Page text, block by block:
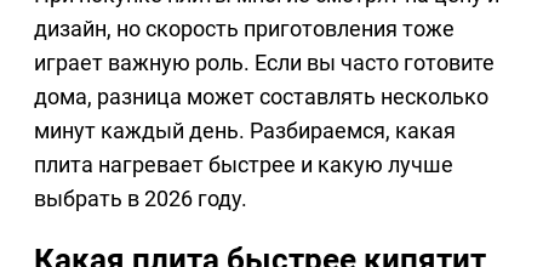
дизайн, но скорость приготовления тоже
играет важную роль. Если вы часто готовите
дома, разница может составлять несколько
минут каждый день. Разбираемся, какая
плита нагревает быстрее и какую лучше
выбрать в 2026 году.
Какая плита быстрее кипятит